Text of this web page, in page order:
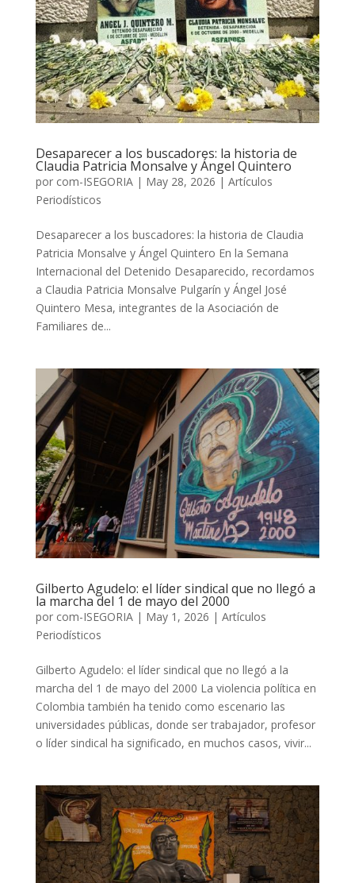
Desaparecer a los buscadores: la historia de
Claudia Patricia Monsalve y Ángel Quintero
por com-ISEGORIA| May 28, 2026 | Artículos
Periodísticos
Desaparecer a los buscadores: la historia de Claudia
Patricia Monsalve y Ángel Quintero En la Semana
Internacional del Detenido Desaparecido, recordamos
a Claudia Patricia Monsalve Pulgarín y Ángel José
Quintero Mesa, integrantes de la Asociación de
Familiares de...
Gilberto Agudelo: el líder sindical que no llegó a
la marcha del 1 de mayo del 2000
por com-ISEGORIA| May 1, 2026 | Artículos
Periodísticos
Gilberto Agudelo: el líder sindical que no llegó a la
marcha del 1 de mayo del 2000 La violencia política en
Colombia también ha tenido como escenario las
universidades públicas, donde ser trabajador, profesor
o líder sindical ha significado, en muchos casos, vivir...